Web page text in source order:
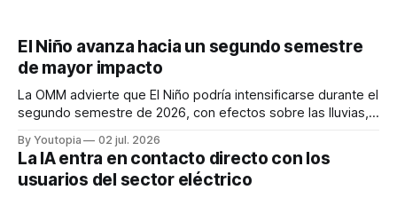
El Niño avanza hacia un segundo semestre
de mayor impacto
La OMM advierte que El Niño podría intensificarse durante el
segundo semestre de 2026, con efectos sobre las lluvias,
By Youtopia 02 jul. 2026
La IA entra en contacto directo con los
usuarios del sector eléctrico